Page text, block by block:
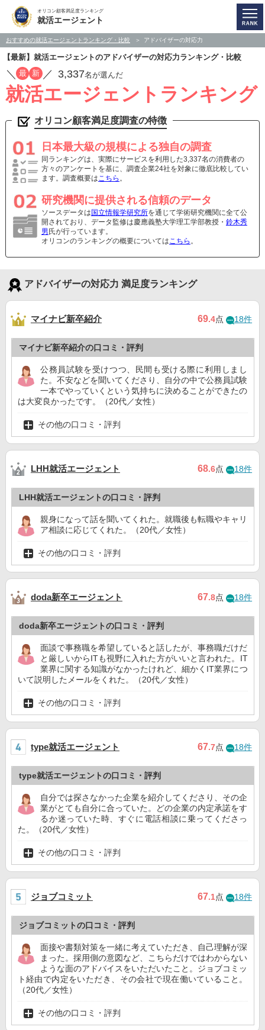
オリコン顧客満足度ランキング
就活エージェント
おすすめの就活エージェントランキング・比較 アドバイザーの対応力
【最新】就活エージェントのアドバイザーの対応力ランキング・比較
／ 最 新 ／ 3,337名が選んだ
就活エージェントランキング
オリコン顧客満足度調査の特徴
日本最大級の規模による独自の調査
同ランキングは、実際にサービスを利用した3,337名の消費者の
方々のアンケートを基に、調査企業24社を対象に徹底比較してい
ます。調査概要はこちら 。
研究機関に提供される信頼のデータ
ソースデータは 国立情報学研究所を通じて学術研究機関に全て公
開されており、データ監修は慶應義塾大学理工学部教授・ 鈴木秀
男 氏が行っています。
オリコンのランキングの概要についてはこちら 。
アドバイザーの対応力 満足度ランキング
マイナビ新卒紹介 69.4点 18件
マイナビ新卒紹介の口コミ・評判
公務員試験を受けつつ、民間も受ける際に利用しまし
た。不安などを聞いてくださり、自分の中で公務員試験
一本でやっていくという気持ちに決めることができたの
は大変良かったです。（20代／女性）
その他の口コミ・評判
LHH就活エージェント 68.6点 18件
LHH就活エージェントの口コミ・評判
親身になって話を聞いてくれた。就職後も転職やキャリ
ア相談に応じてくれた。（20代／女性）
その他の口コミ・評判
doda新卒エージェント 67.8点 18件
doda新卒エージェントの口コミ・評判
面談で事務職を希望していると話したが、事務職だけだ
と厳しいからITも視野に入れた方がいいと言われた。IT
業界に関する知識がなかったけれど、細かくIT業界につ
いて説明したメールをくれた。（20代／女性）
その他の口コミ・評判
type就活エージェント 67.7点 18件
type就活エージェントの口コミ・評判
自分では探さなかった企業を紹介してくださり、その企
業がとても自分に合っていた。どの企業の内定承諾をす
るか迷っていた時、すぐに電話相談に乗ってくださっ
た。（20代／女性）
その他の口コミ・評判
ジョブコミット 67.1点 18件
ジョブコミットの口コミ・評判
面接や書類対策を一緒に考えていただき、自己理解が深
まった。採用側の意図など、こちらだけではわからない
ような面のアドバイスをいただいたこと。ジョブコミッ
ト経由で内定をいただき、その会社で現在働いていること。
（20代／女性）
その他の口コミ・評判